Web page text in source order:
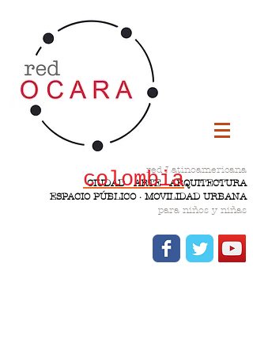
red Latinoamericana
CIUDAD · ARTE · ARQUITECTURA
ESPACIO PÚBLICO · MOVILIDAD URBANA
para niños y niñas
colombia